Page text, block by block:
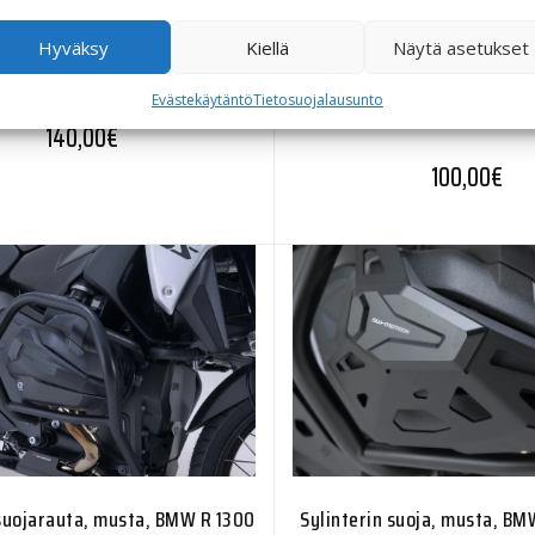
Hyväksy Kiellä Näytä asetukset
EvästekäytäntöTietosuojalausunto
jarrupoljin, BMW R 1300 GS
140,00€
SW-Motech jarrupolkimen
100,00€
musta, BMW R 1300
Sylinterin suoja, musta,